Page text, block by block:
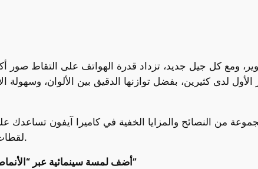
ومع كل جيل جديد، تزداد قدرة الهواتف على التقاط صور
لدى كثيرين، بفضل توازنها الدقيق بين الألوان، وسهولة
من النصائح والمزايا الخفية في كاميرا آيفون تساعدك
لقطات أكثر احترافية.
أضف لمسة سينمائية عبر “الأنماط الفوتوغرافية”